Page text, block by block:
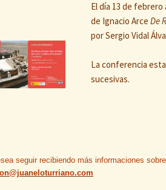
El día 13 de
de Ignacio Arce De
por Sergio Vidal
La conferencia
sucesivas.
seguir recibiendo más informaciones